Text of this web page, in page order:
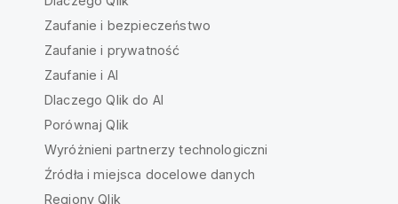
Zaufanie i bezpieczeństwo
Zaufanie i prywatność
Zaufanie i AI
Dlaczego Qlik do AI
Porównaj Qlik
Wyróżnieni partnerzy technologiczni
Źródła i miejsca docelowe danych
Regiony Qlik